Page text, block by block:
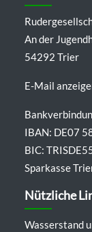
An der
54292 Trier
E-Mail
IBAN: DE07
BIC:
Sparkasse
Nützliche
Wasserstand